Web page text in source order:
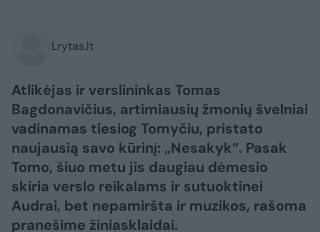
Lrytas.lt
Atlikėjas ir verslininkas Tomas
Bagdonavičius, artimiausių žmonių švelniai
vadinamas tiesiog Tomyčiu, pristato
naujausią savo kūrinį: „Nesakyk“. Pasak
Tomo, šiuo metu jis daugiau dėmesio
skiria verslo reikalams ir sutuoktinei
Audrai, bet nepamiršta ir muzikos, rašoma
pranešime žiniasklaidai.